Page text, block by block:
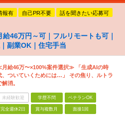
報有 自己PR不要 話を聞きたい応募可
46万円～可｜フルリモートも可｜
副業OK｜住宅手当
給46万〜×100%案件選択≫ 「生成AIの時
、ついていくためには…」 その焦り、ルトラ
解消。
未経験歓迎 学歴不問 ベテランOK
完全週休2日 賞与複数月 面接1回